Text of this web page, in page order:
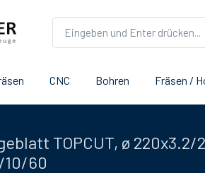
CNC Bohren Fräsen /
TOPCUT, ø 220x3.2/
10/60